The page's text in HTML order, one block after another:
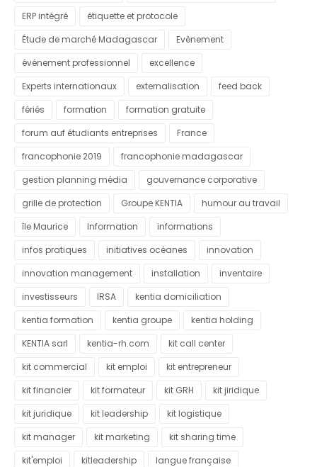
ERP intégré
étiquette et protocole
Étude de marché Madagascar
Evènement
événement professionnel
excellence
Experts internationaux
externalisation
feed back
fériés
formation
formation gratuite
forum auf étudiants entreprises
France
francophonie 2019
francophonie madagascar
gestion planning média
gouvernance corporative
grille de protection
Groupe KENTIA
humour au travail
île Maurice
Information
informations
infos pratiques
initiatives océanes
innovation
innovation management
installation
inventaire
investisseurs
IRSA
kentia domiciliation
kentia formation
kentia groupe
kentia holding
KENTIA sarl
kentia-rh.com
kit call center
kit commercial
kit emploi
kit entrepreneur
kit financier
kit formateur kit GRH
kit jiridique
kit juridique
kit leadership
kit logistique
kit manager
kit marketing
kit sharing time
kit'emploi
kitleadership
langue française